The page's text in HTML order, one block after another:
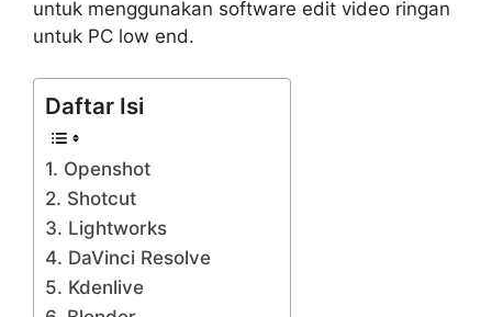
untuk menggunakan software edit video ringan
untuk PC low end.
Daftar Isi
1. Openshot
2. Shotcut
3. Lightworks
4. DaVinci Resolve
5. Kdenlive